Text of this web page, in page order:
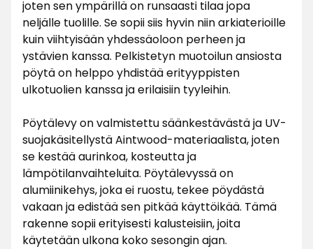
joten sen ympärillä on runsaasti tilaa jopa
neljälle tuolille. Se sopii siis hyvin niin arkiaterioille
kuin viihtyisään yhdessäoloon perheen ja
ystävien kanssa. Pelkistetyn muotoilun ansiosta
pöytä on helppo yhdistää erityyppisten
ulkotuolien kanssa ja erilaisiin tyyleihin.
Pöytälevy on valmistettu säänkestävästä ja UV-
suojakäsitellystä Aintwood-materiaalista, joten
se kestää aurinkoa, kosteutta ja
lämpötilanvaihteluita. Pöytälevyssä on
alumiinikehys, joka ei ruostu, tekee pöydästä
vakaan ja edistää sen pitkää käyttöikää. Tämä
rakenne sopii erityisesti kalusteisiin, joita
käytetään ulkona koko sesongin ajan.